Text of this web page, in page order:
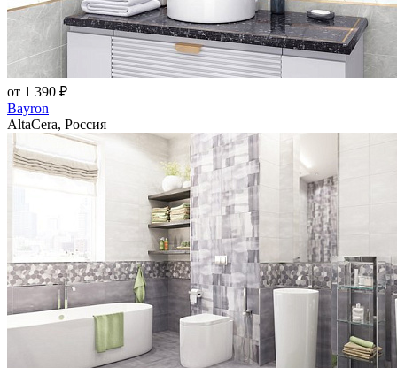
от 1 390 ₽
Bayron
AltaCera, Россия